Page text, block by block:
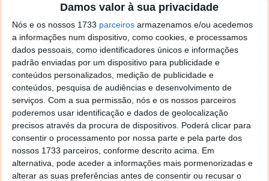
Damos valor à sua privacidade
Nós e os nossos 1733 parceiros armazenamos e/ou acedemos
a informações num dispositivo, como cookies, e processamos
dados pessoais, como identificadores únicos e informações
padrão enviadas por um dispositivo para publicidade e
conteúdos personalizados, medição de publicidade e
conteúdos, pesquisa de audiências e desenvolvimento de
serviços. Com a sua permissão, nós e os nossos parceiros
poderemos usar identificação e dados de geolocalização
precisos através da procura de dispositivos. Poderá clicar para
consentir o processamento por nossa parte e pela parte dos
nossos 1733 parceiros, conforme descrito acima. Em
alternativa, pode aceder a informações mais pormenorizadas e
alterar as suas preferências antes de consentir ou recusar o
Agora está na hora de olharmos para Barcelona e
para todas as novidades do MWC19. Este é o maior
congresso anual de tecnologia móvel e trar-nos-á
novos dispositivos móveis. Aliás, contamos com
vários novos smartphones de gama média, bem
como um promissor topo de gama.
Algo que já tem sido debatido ao longo dos últimos
meses. Após vários rumores e várias fugas de
informação, contamos com o Nokia 9 PureView.
Contudo, estamos também preparados para toda
uma nova geração de smartphones bastante
acessíveis.